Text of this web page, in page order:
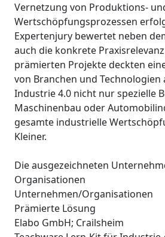
Vernetzung von Produktions-
Wertschöpfungsprozessen
Expertenjury bewertet neben
auch die konkrete
prämierten Projekte deckten
von Branchen und Technologien
Industrie 4.0 nicht nur spezielle
Maschinenbau oder
gesamte industrielle
Kleiner.
Die ausgezeichneten
Organisationen
Unternehmen/Organisationen
Prämierte Lösung
Elabo GmbH; Crailsheim